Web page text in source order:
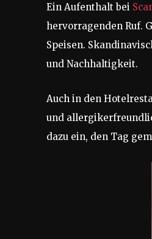
Ein Aufenthalt bei
hervorragenden Ruf.
Speisen.
und Nachhaltigkeit.
Auch in den
und
dazu ein, den Tag